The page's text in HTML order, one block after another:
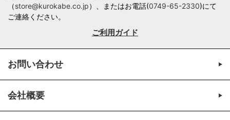
（store@kurokabe.co.jp）、またはお電話(0749-65-2330)にて
ご連絡ください。
ご利用ガイド
お問い合わせ
会社概要